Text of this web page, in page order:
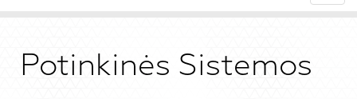
Potinkinės Sistemos